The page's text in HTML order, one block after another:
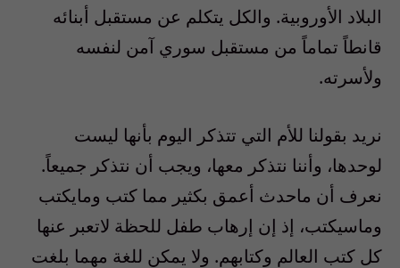
البلاد الأوروبية. والكل يتكلم عن مستقبل أبنائه
قانطاً تماماً من مستقبل سوري آمن لنفسه
ولأسرته.
نريد بقولنا للأم التي تتذكر اليوم بأنها ليست
لوحدها، وأننا نتذكر معها، ويجب أن نتذكر جميعاً.
نعرف أن ماحدث أعمق بكثير مما كتب ومايكتب
وماسيكتب، إذ إن إرهاب طفل للحظة لاتعبر عنها
كل كتب العالم وكتابهم. ولا يمكن للغة مهما بلغت